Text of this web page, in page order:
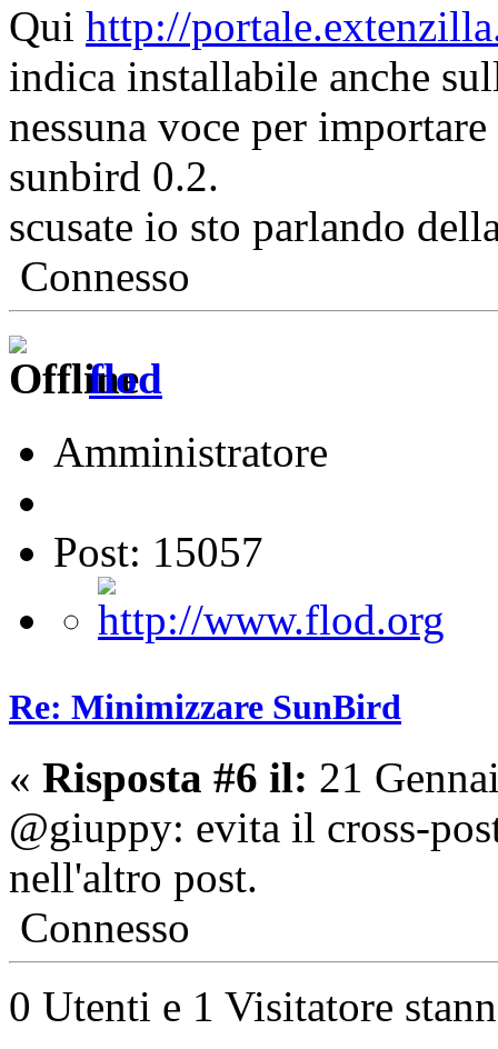
Qui http://
indica installabile anche
nessuna voce per
sunbird 0.2.
scusate io sto parlando
Connesso
flod
Amministratore
Post: 15057
Re: Minimizzare SunBird
« Risposta #6 il: 21
@giuppy: evita il cross-
nell'altro post.
Connesso
0 Utenti e 1 Visitatore